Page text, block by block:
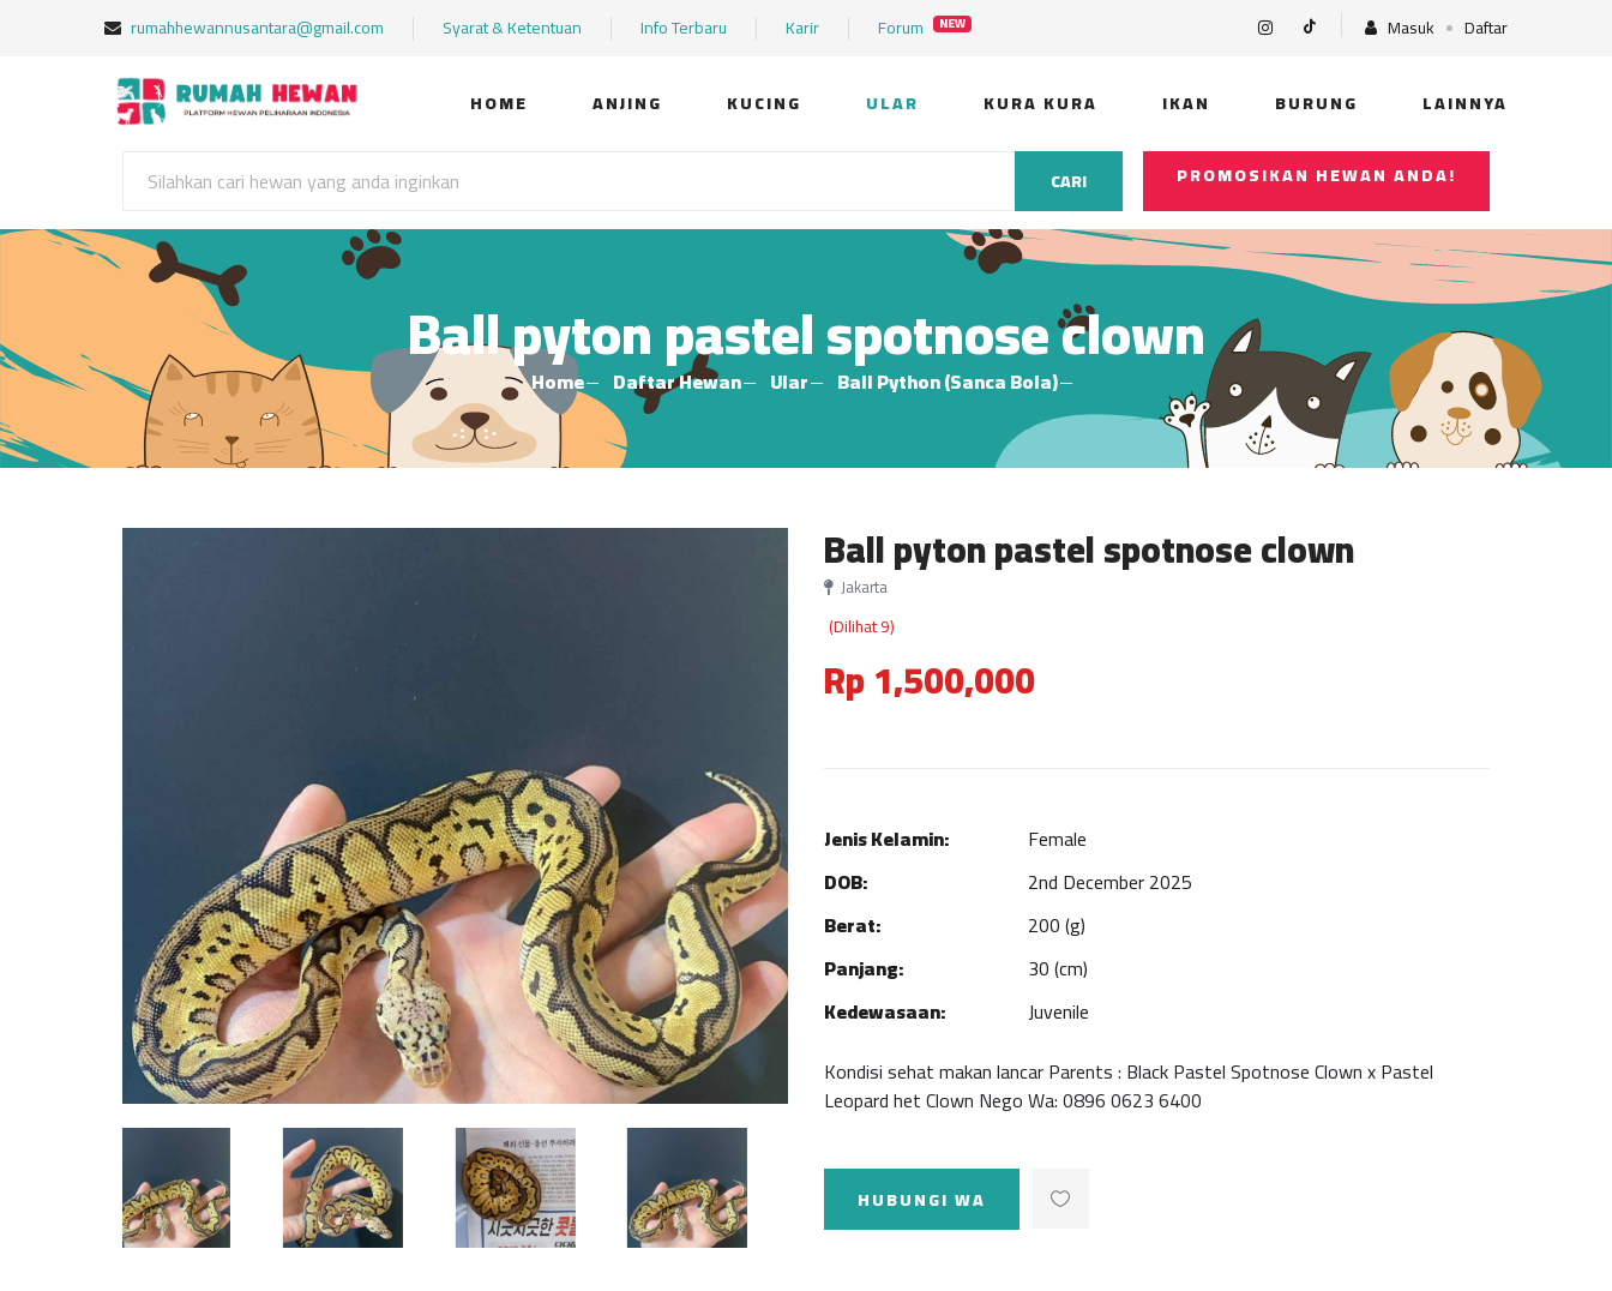
rumahhewannusantara@gmail.com Syarat & Ketentuan Info Terbaru Karir Forum NEW Masuk Daftar
HOME ANJING KUCING ULAR KURA KURA IKAN BURUNG LAINNYA
CARI PROMOSIKAN HEWAN ANDA!
Ball pyton pastel spotnose clown
Home Daftar Hewan Ular Ball Python (Sanca Bola)
Ball pyton pastel spotnose clown
Jakarta
(Dilihat 9)
Rp 1,500,000
Jenis Kelamin:
Female
DOB:
2nd December 2025
Berat:
200 (g)
Panjang:
30 (cm)
Kedewasaan:
Juvenile
Kondisi sehat makan lancar Parents : Black Pastel Spotnose Clown x Pastel
Leopard het Clown Nego Wa: 0896 0623 6400
HUBUNGI WA